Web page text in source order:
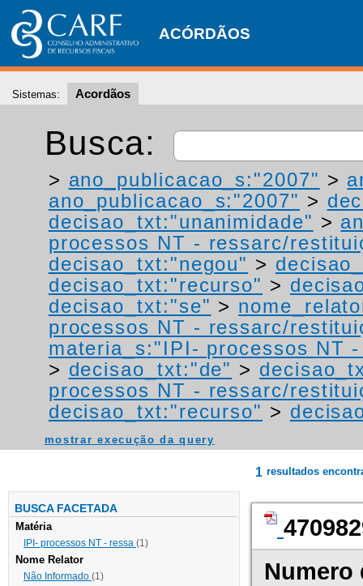
ACÓRDÃOS
Sistemas: Acordãos
Busca:
> ano_publicacao_s:"2007" >
ano_publicacao_s:"2007" >
decisao_txt:"unanimidade" >
processos NT - ressarc/
decisao_txt:"negou" >
decisao_txt:"recurso" >
decisao_txt:"se" >
processos NT - ressarc/
materia_s:"IPI- processos NT
> decisao_txt:"de" >
processos NT - ressarc/
decisao_txt:"recurso" >
mostrar execução da query
BUSCA FACETADA
Matéria
IPI- processos NT - ressa (1)
Nome Relator
Não Informado (1)
1 resultados
Numero